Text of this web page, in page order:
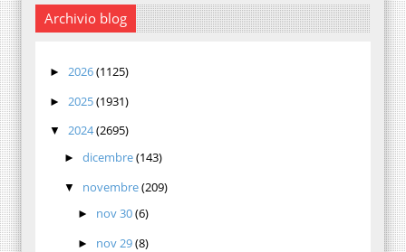
Archivio blog
► 2026(1125)
► 2025(1931)
▼ 2024(2695)
► dicembre(143)
▼ novembre(209)
► nov 30(6)
► nov 29(8)